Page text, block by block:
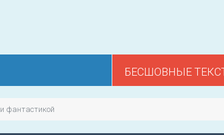
БЕСШОВНЫЕ
фантастикой